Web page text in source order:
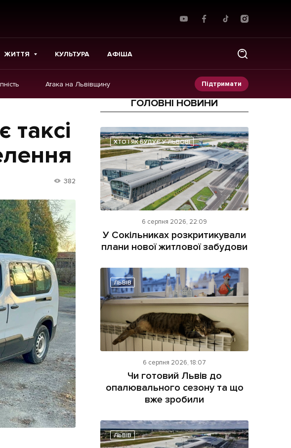
ЖИТТЯ КУЛЬТУРА АФІША
Атака на Львівщину Підтримати
Прес-релізи
Фото/Відео
Made in Lviv
Реклама на сайті
таксі
382
ГОЛОВНІ НОВИНИ
ХТО І ЯК БУДУЄ У ЛЬВОВІ
6 серпня 2026, 22:09
У Сокільниках розкритикували
плани нової житлової забудови
ЛЬВІВ
6 серпня 2026, 18:07
Чи готовий Львів до
опалювального сезону та що
вже зробили
ЛЬВІВ